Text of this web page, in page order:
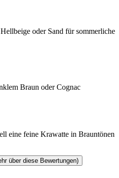
oder Sand für sommerliche
Braun oder Cognac
eine feine Krawatte in Brauntönen
über diese Bewertungen)